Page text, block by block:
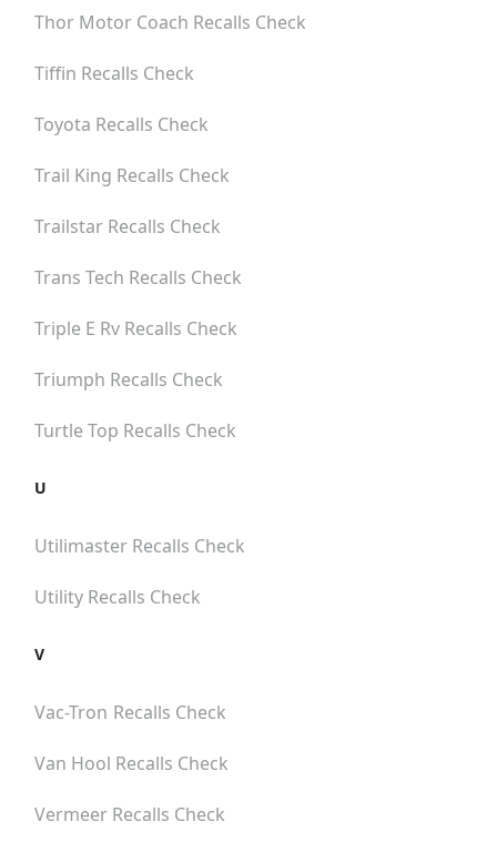
Thor Motor Coach Recalls Check
Tiffin Recalls Check
Toyota Recalls Check
Trail King Recalls Check
Trailstar Recalls Check
Trans Tech Recalls Check
Triple E Rv Recalls Check
Triumph Recalls Check
Turtle Top Recalls Check
U
Utilimaster Recalls Check
Utility Recalls Check
V
Vac-Tron Recalls Check
Van Hool Recalls Check
Vermeer Recalls Check